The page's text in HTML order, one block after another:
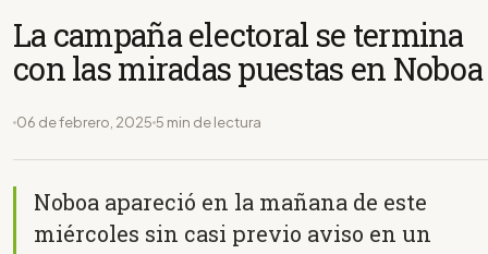
La campaña electoral se termina
con las miradas puestas en Noboa
06 de febrero, 2025 5 min de lectura
Noboa apareció en la mañana de este
miércoles sin casi previo aviso en un